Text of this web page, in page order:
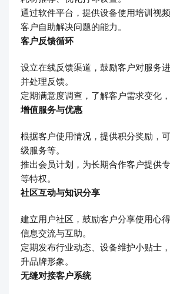
通过软件平台，提供设备使用培训视
客户自助解决问题的能力。
客户反馈循环
设立在线反馈渠道，鼓励客户对服务
并处理反馈。
定期满意度调查，了解客户需求变化，
增值服务与优惠
根据客户使用情况，提供积分奖励，
级服务等。
推出会员计划，为长期合作客户提供
等特权。
社区互动与知识分享
建立用户社区，鼓励客户分享使用心
信息交流与互助。
定期发布行业动态、设备维护小贴士
升品牌形象。
无缝对接客户系统